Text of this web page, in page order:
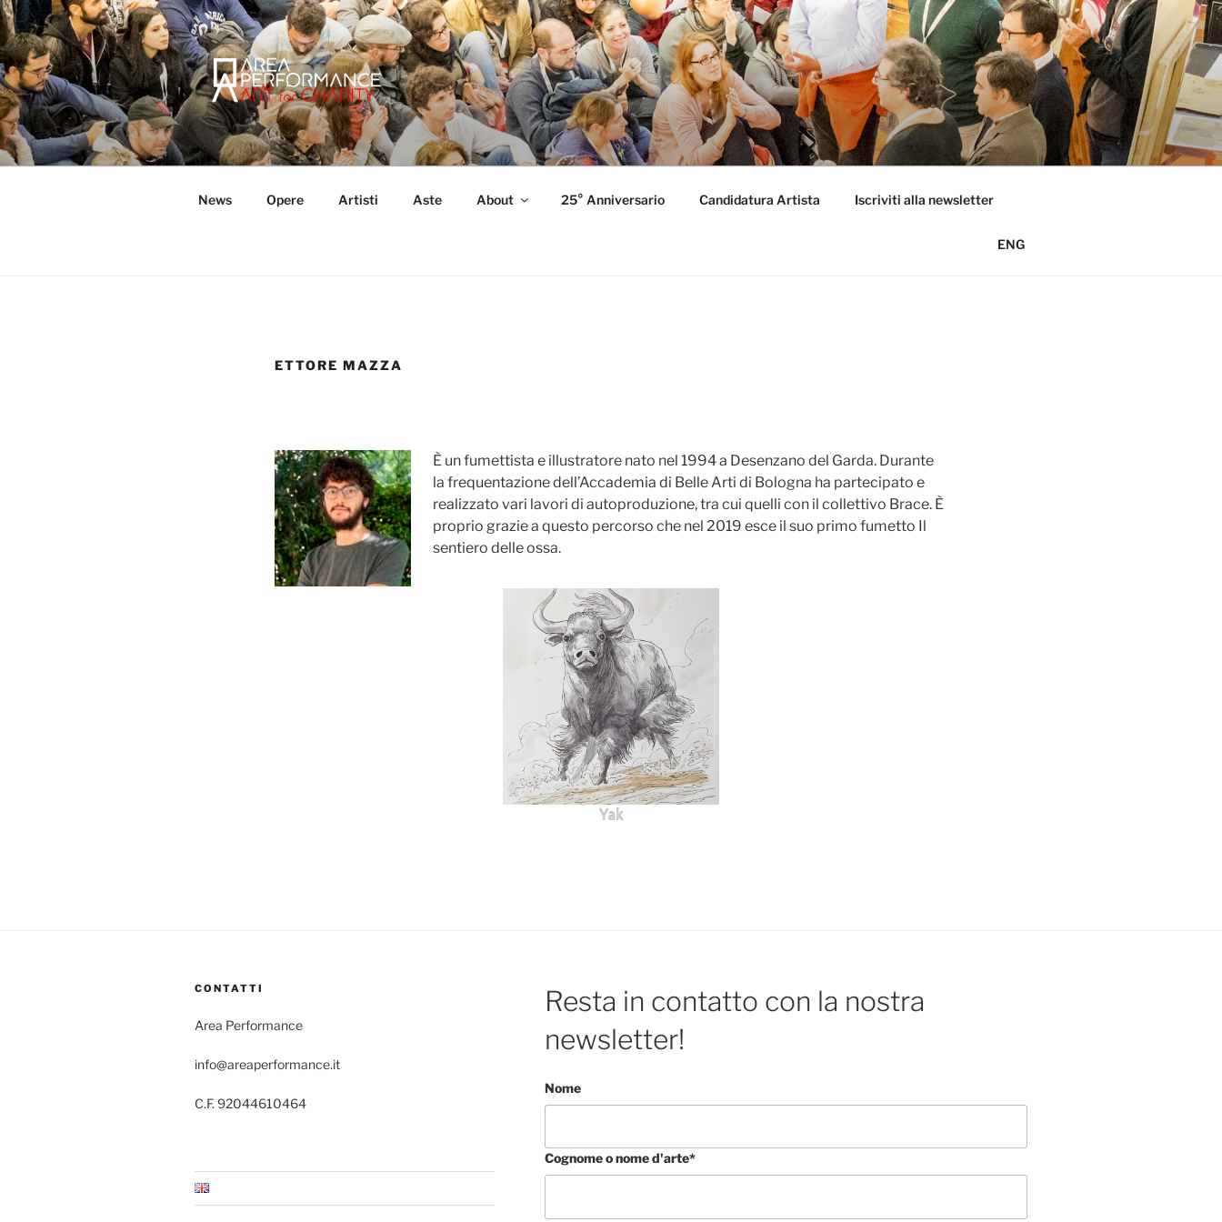
Salta
al
contenuto
AREA PERFORMANCE
Sito ufficiale della Onlus Area Performance.
News Opere Artisti Aste About 25° Anniversario Candidatura Artista Iscriviti alla newsletter
ENG
ETTORE MAZZA
È un fumettista e illustratore nato nel 1994 a Desenzano del Garda. Durante
la frequentazione dell’Accademia di Belle Arti di Bologna ha partecipato e
realizzato vari lavori di autoproduzione, tra cui quelli con il collettivo Brace. È
proprio grazie a questo percorso che nel 2019 esce il suo primo fumetto Il
sentiero delle ossa.
Yak
CONTATTI
Area Performance
info@areaperformance.it
C.F. 92044610464
Resta in contatto con la nostra
newsletter!
Nome
Cognome o nome d'arte*